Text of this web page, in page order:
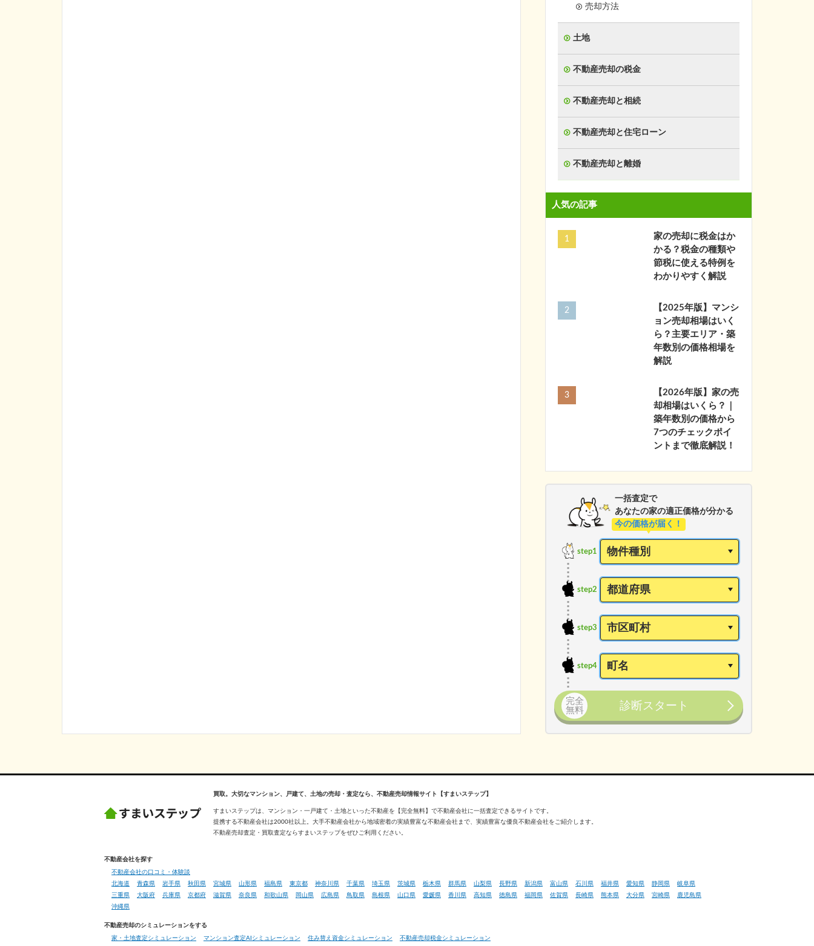
売却方法
土地
不動産売却の税金
不動産売却と相続
不動産売却と住宅ローン
不動産売却と離婚
人気の記事
家の売却に税金はか
かる？税金の種類や
節税に使える特例を
わかりやすく解説
【2025年版】マンシ
ョン売却相場はいく
ら？主要エリア・築
年数別の価格相場を
解説
【2026年版】家の売
却相場はいくら？｜
築年数別の価格から
7つのチェックポイ
ントまで徹底解説！
一括査定で
あなたの家の適正価格が分かる
今の価格が届く！
step1
step2
step3
step4
完全
無料
診断スタート
買取。大切なマンション、戸建て、土地の売却・査定なら、不動産売却情報サイト【すまいステップ】
すまいステップは、マンション・一戸建て・土地といった不動産を【完全無料】で不動産会社に一括査定できるサイトです。
提携する不動産会社は2000社以上。大手不動産会社から地域密着の実績豊富な不動産会社まで、実績豊富な優良不動産会社をご紹介します。
不動産売却査定・買取査定ならすまいステップをぜひご利用ください。
不動産会社を探す
不動産会社の口コミ・体験談
北海道
青森県 岩手県 秋田県 宮城県 山形県 福島県 東京都 神奈川県 千葉県 埼玉県 茨城県 栃木県 群馬県 山梨県 長野県 新潟県 富山県 石川県 福井県 愛知県 静岡県
岐阜県
三重県
大阪府 兵庫県 京都府 滋賀県 奈良県 和歌山県 岡山県 広島県 鳥取県 島根県 山口県 愛媛県 香川県 高知県 徳島県 福岡県 佐賀県 長崎県 熊本県 大分県 宮崎県
鹿児島県
沖縄県
不動産売却のシミュレーションをする
家・土地査定シミュレーション マンション査定AIシミュレーション 住み替え資金シミュレーション 不動産売却税金シミュレーション